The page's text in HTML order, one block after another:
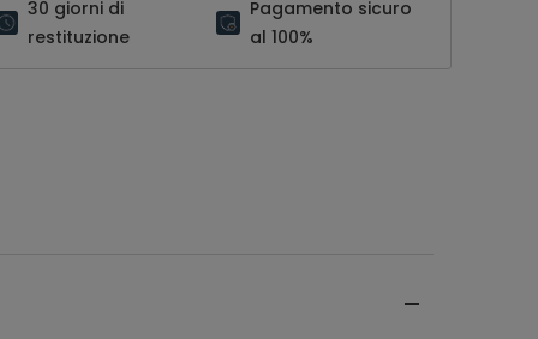
30 giorni di
restituzione
Pagamento sicuro
al 100%